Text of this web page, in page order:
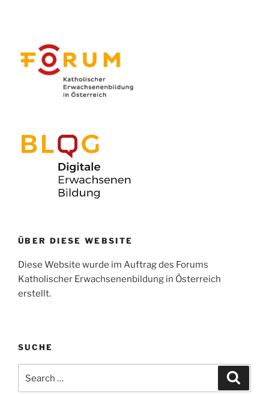
ÜBER DIESE WEBSITE
Diese Website wurde im Auftrag des Forums
Katholischer Erwachsenenbildung in Österreich
erstellt.
SUCHE